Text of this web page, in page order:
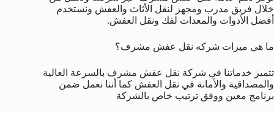
خلال فريق مدرب ومجهز لنقل الأثاث والعفش ونستخدم
أفضل الأدوات والمعدات لفك ونقل العفش.
ما هي ميزات شركه نقل عفش مشرف؟
تتميز خدماتنا في شركة نقل عفش مشرف بالسرعة العالية
والمصداقية والأمانة في نقل العفش كما أننا نعمل ضمن
برنامج معين ووفق ترتيب خاص بالشركة